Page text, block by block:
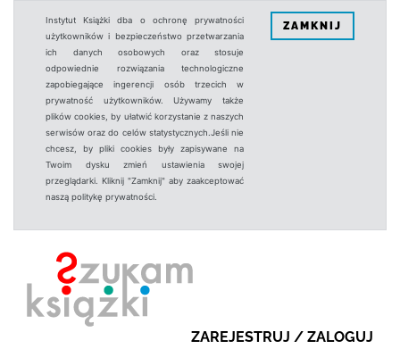
Instytut Książki dba o ochronę prywatności
użytkowników i bezpieczeństwo przetwarzania
ich danych osobowych oraz stosuje
odpowiednie rozwiązania technologiczne
zapobiegające ingerencji osób trzecich w
prywatność użytkowników. Używamy także
plików cookies, by ułatwić korzystanie z naszych
serwisów oraz do celów statystycznych.Jeśli nie
chcesz, by pliki cookies były zapisywane na
Twoim dysku zmień ustawienia swojej
przeglądarki. Kliknij "Zamknij" aby zaakceptować
naszą politykę prywatności.
ZAMKNIJ
ZAREJESTRUJ / ZALOGUJ